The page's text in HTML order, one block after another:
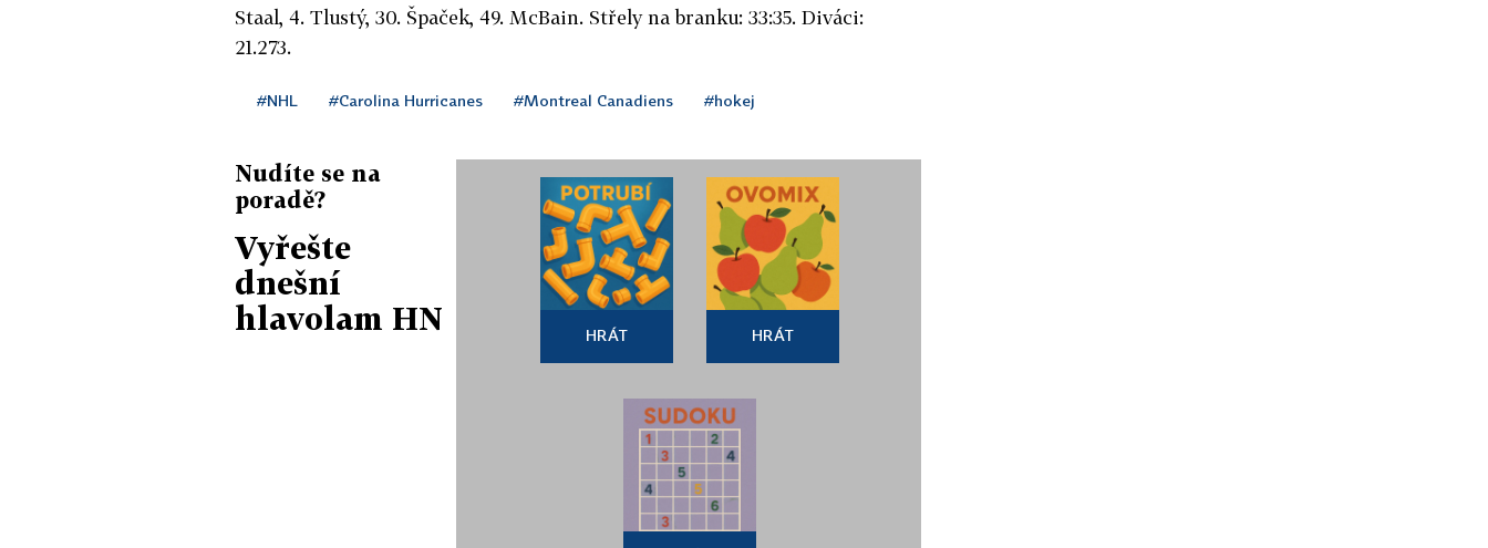
Staal, 4. Tlustý, 30. Špaček, 49. McBain. Střely na branku: 33:35. Diváci:
21.273.
#NHL #Carolina Hurricanes #Montreal Canadiens #hokej
Nudíte se na
poradě?
Vyřešte
dnešní
hlavolam HN
HRÁT HRÁT